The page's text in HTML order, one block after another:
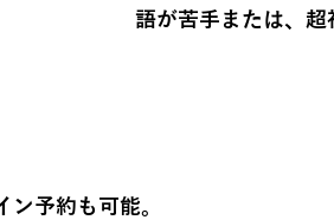
語が苦手または、超
予約も可能。